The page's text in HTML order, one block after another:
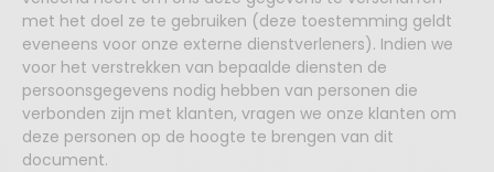
met het doel ze te gebruiken (deze toestemming geldt
eveneens voor onze externe dienstverleners). Indien we
voor het verstrekken van bepaalde diensten de
persoonsgegevens nodig hebben van personen die
verbonden zijn met klanten, vragen we onze klanten om
deze personen op de hoogte te brengen van dit
document.